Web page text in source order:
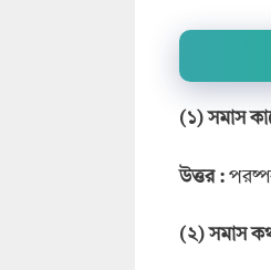
(১) সমাস
উত্তর:
(২) সমাস